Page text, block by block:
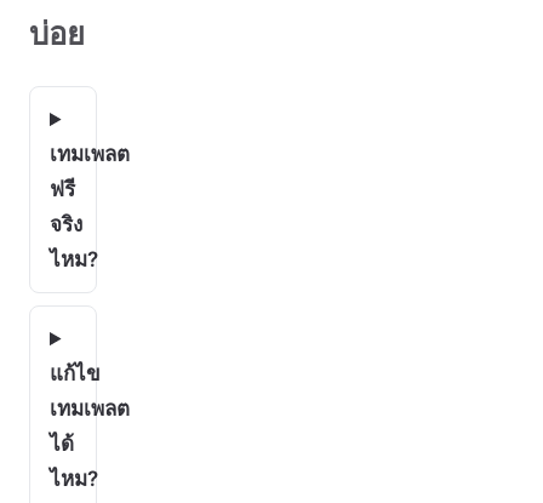
บ่อย
เทมเพลต
ฟรี
จริง
ไหม?
แก้ไข
เทมเพลต
ได้
ไหม?